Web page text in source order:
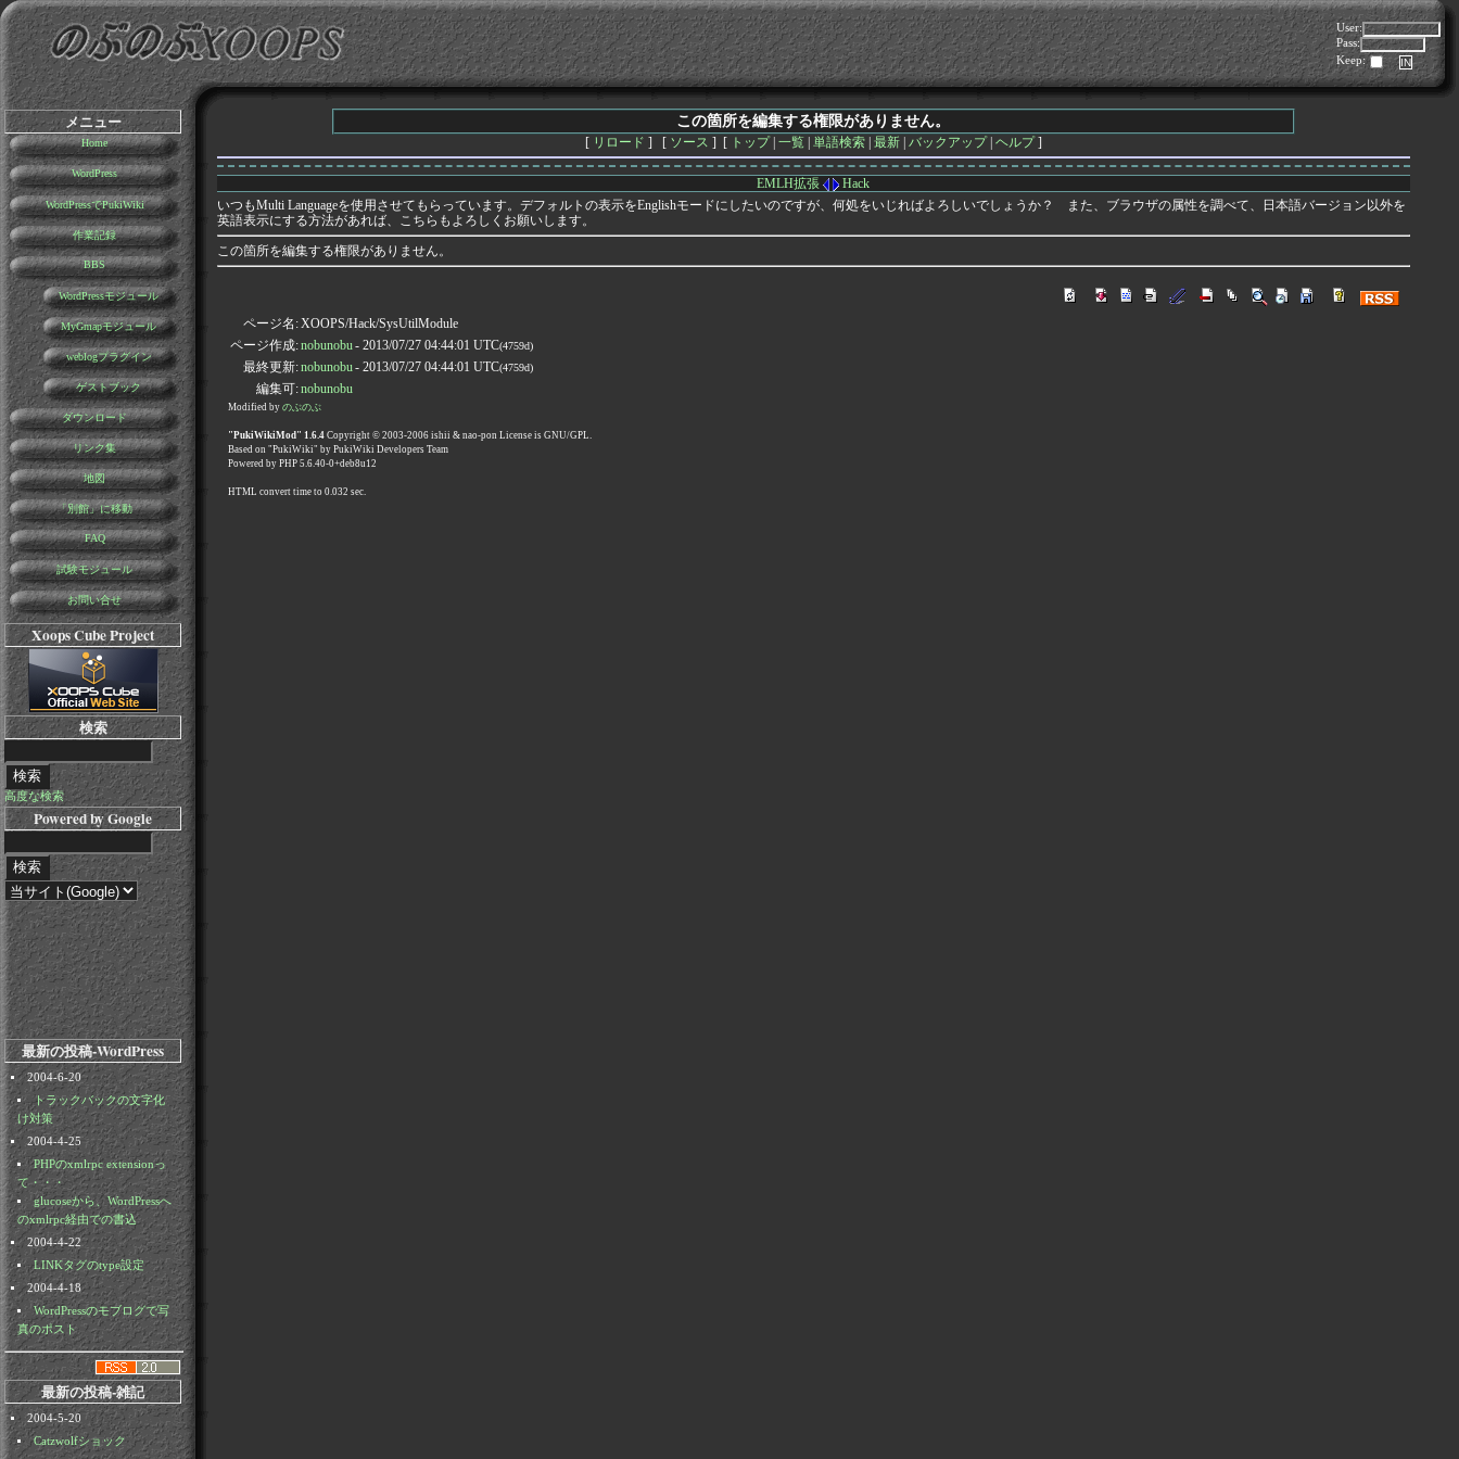
User:
Pass:
Keep:
メニュー
Home
WordPress
WordPressでPukiWiki
作業記録
BBS
WordPressモジュール
MyGmapモジュール
weblogプラグイン
ゲストブック
ダウンロード
リンク集
地図
「別館」に移動
FAQ
試験モジュール
お問い合せ
Xoops Cube Project
検索
高度な検索
Powered by Google
最新の投稿-WordPress
2004-6-20
トラックバックの文字化
け対策
2004-4-25
PHPのxmlrpc extensionっ
て・・・
glucoseから、WordPressへ
のxmlrpc経由での書込
2004-4-22
LINKタグのtype設定
2004-4-18
WordPressのモブログで写
真のポスト
最新の投稿-雑記
2004-5-20
Catzwolfショック
この箇所を編集する権限がありません。
[ リロード ] [ ソース ] [ トップ| 一覧| 単語検索| 最新| バックアップ| ヘルプ]
EMLH拡張
Hack
いつもMulti Languageを使用させてもらっています。デフォルトの表示をEnglishモードにしたいのですが、何処をいじればよろしいでしょうか？ また、ブラウザの属性を調べて、日本語バージョン以外を
英語表示にする方法があれば、こちらもよろしくお願いします。
この箇所を編集する権限がありません。
ページ名:XOOPS/Hack/SysUtilModule
ページ作成:nobunobu- 2013/07/27 04:44:01 UTC(4759d)
最終更新:nobunobu- 2013/07/27 04:44:01 UTC(4759d)
編集可:nobunobu
Modified by のぶのぶ
"PukiWikiMod" 1.6.4 Copyright © 2003-2006 ishii & nao-pon License is GNU/GPL.
Based on "PukiWiki" by PukiWiki Developers Team
Powered by PHP 5.6.40-0+deb8u12
HTML convert time to 0.032 sec.